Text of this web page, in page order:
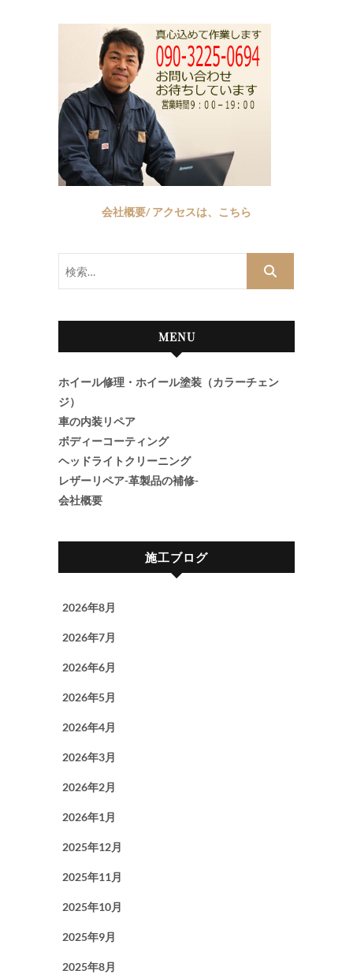
会社概要/ アクセスは、こちら
MENU
ホイール修理・ホイール塗装（カラーチェン
ジ）
車の内装リペア
ボディーコーティング
ヘッドライトクリーニング
レザーリペア-革製品の補修-
会社概要
施工ブログ
2026年8月
2026年7月
2026年6月
2026年5月
2026年4月
2026年3月
2026年2月
2026年1月
2025年12月
2025年11月
2025年10月
2025年9月
2025年8月